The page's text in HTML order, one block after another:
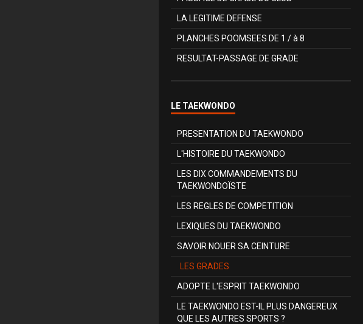
LA LEGITIME DEFENSE
PLANCHES POOMSEES DE 1 / à 8
RESULTAT-PASSAGE DE GRADE
LE TAEKWONDO
PRESENTATION DU TAEKWONDO
L'HISTOIRE DU TAEKWONDO
LES DIX COMMANDEMENTS DU
TAEKWONDOÏSTE
LES REGLES DE COMPETITION
LEXIQUES DU TAEKWONDO
SAVOIR NOUER SA CEINTURE
LES GRADES
ADOPTE L'ESPRIT TAEKWONDO
LE TAEKWONDO EST-IL PLUS DANGEREUX
QUE LES AUTRES SPORTS ?